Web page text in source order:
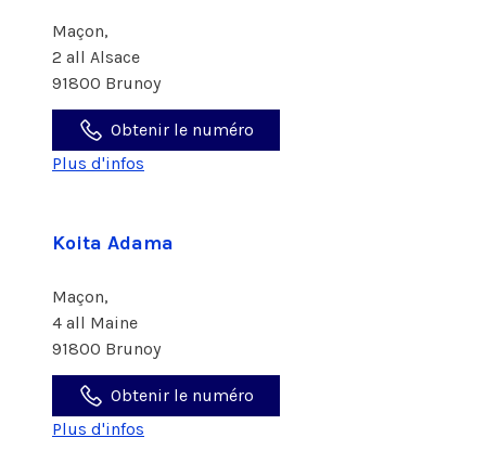
Maçon,
2 all Alsace
91800 Brunoy
Obtenir le numéro
Plus d'infos
Koita Adama
Maçon,
4 all Maine
91800 Brunoy
Obtenir le numéro
Plus d'infos